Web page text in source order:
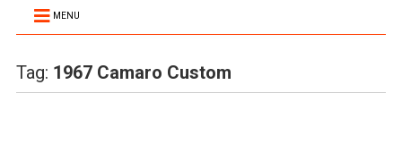
MENU
Tag: 1967 Camaro Custom